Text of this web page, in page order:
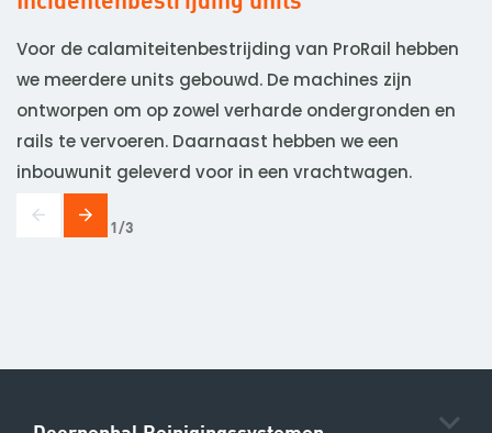
Voor de calamiteitenbestrijding van ProRail hebben
we meerdere units gebouwd. De machines zijn
ontworpen om op zowel verharde ondergronden en
rails te vervoeren. Daarnaast hebben we een
inbouwunit geleverd voor in een vrachtwagen.
1 3